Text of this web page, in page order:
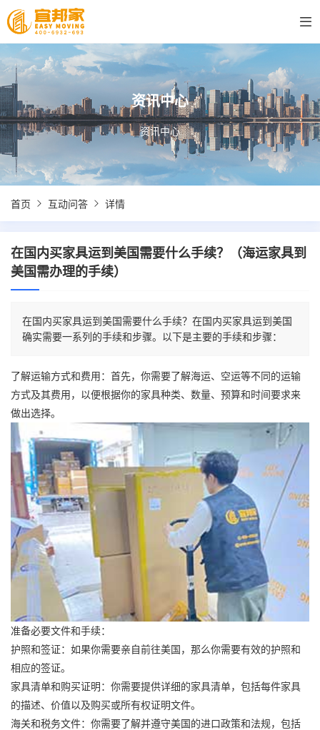
资讯中心
资讯中心
首页 互动问答 详情
在国内买家具运到美国需要什么手续？（海运家具到
美国需办理的手续）
在国内买家具运到美国需要什么手续？在国内买家具运到美国
确实需要一系列的手续和步骤。以下是主要的手续和步骤：
了解运输方式和费用：首先，你需要了解海运、空运等不同的运输
方式及其费用，以便根据你的家具种类、数量、预算和时间要求来
做出选择。
准备必要文件和手续：
护照和签证：如果你需要亲自前往美国，那么你需要有效的护照和
相应的签证。
家具清单和购买证明：你需要提供详细的家具清单，包括每件家具
的描述、价值以及购买或所有权证明文件。
海关和税务文件：你需要了解并遵守美国的进口政策和法规，包括